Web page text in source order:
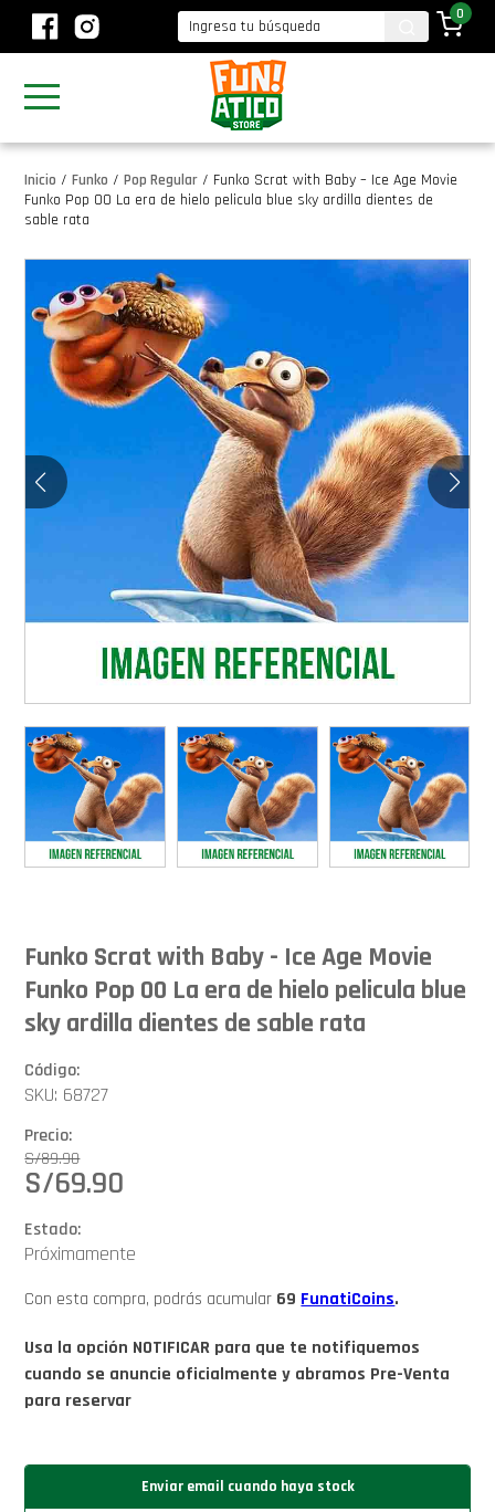
0
Inicio / Funko / Pop Regular / Funko Scrat with Baby – Ice Age Movie
Funko Pop 00 La era de hielo pelicula blue sky ardilla dientes de
sable rata
Funko Scrat with Baby - Ice Age Movie
Funko Pop 00 La era de hielo pelicula blue
sky ardilla dientes de sable rata
Código:
SKU: 68727
Precio:
S/89.90
S/69.90
Estado:
Próximamente
Con esta compra, podrás acumular 69 FunatiCoins.
Usa la opción NOTIFICAR para que te notifiquemos
cuando se anuncie oficialmente y abramos Pre-Venta
para reservar
Enviar email cuando haya stock